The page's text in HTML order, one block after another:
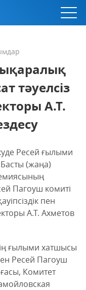
тәуелсіз
А.Т.
Ресей ғылыми
(жаңа)
Пагоуш комиті
пен
А.Т. Ахметов
ғылыми хатшысы
Ресей Пагоуш
Комитет